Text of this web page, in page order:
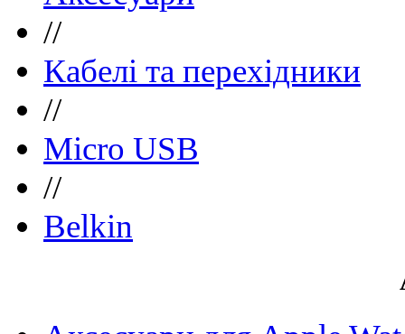
//
Кабелі та перехідники
//
Micro USB
//
Belkin